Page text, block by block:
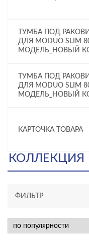
ТУМБА ПОД
ДЛЯ MODUO SLIM
МОДЕЛЬ_НОВЫЙ
ТУМБА ПОД
ДЛЯ MODUO SLIM
МОДЕЛЬ_НОВЫЙ
КАРТОЧКА ТОВАРА
КОЛЛЕКЦИЯ
ФИЛЬТР
новинка